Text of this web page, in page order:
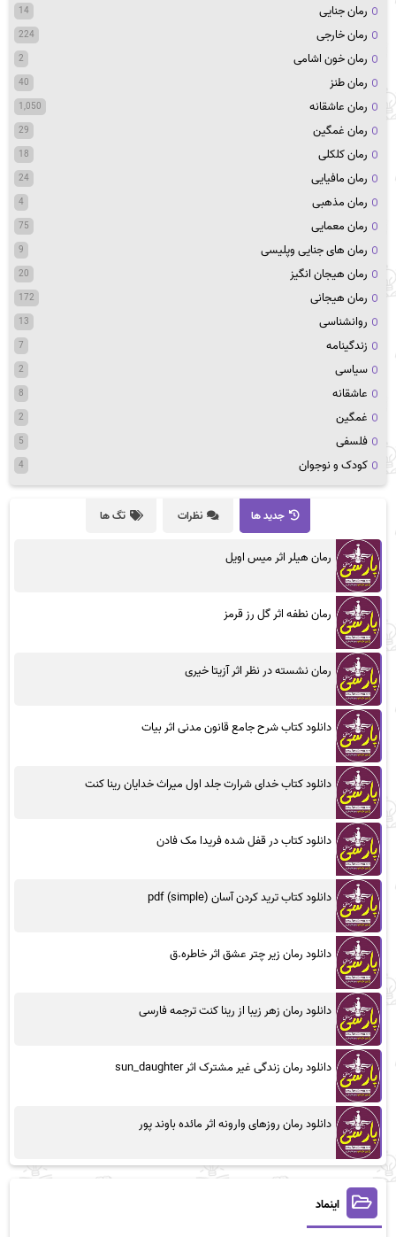
رمان جنایی 14
رمان خارجی 224
رمان خون اشامی 2
رمان طنز 40
رمان عاشقانه 1,050
رمان غمگین 29
رمان کلکلی 18
رمان مافیایی 24
رمان مذهبی 4
رمان معمایی 75
رمان های جنایی وپلیسی 9
رمان هیجان انگیز 20
رمان هیجانی 172
روانشناسی 13
زندگینامه 7
سیاسی 2
عاشقانه 8
غمگین 2
فلسفی 5
کودک و نوجوان 4
جدید ها نظرات تگ ها
رمان هیلر اثر میس اویل
رمان نطفه اثر گل رز قرمز
رمان نشسته در نظر اثر آزیتا خیری
دانلود کتاب شرح جامع قانون مدنی اثر بیات
دانلود کتاب خدای شرارت جلد اول میراث خدایان رینا کنت
دانلود کتاب در قفل شده فریدا مک فادن
دانلود کتاب ترید کردن آسان (simple) pdf
دانلود رمان زیر چتر عشق اثر خاطره.ق
دانلود رمان زهر زیبا از رینا کنت ترجمه فارسی
دانلود رمان زندگی غیر مشترک اثر sun_daughter
دانلود رمان روزهای وارونه اثر مائده باوند پور
اینماد